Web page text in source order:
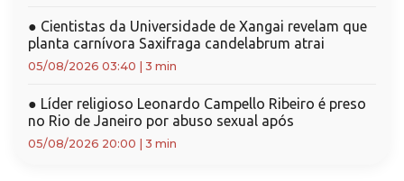
● Cientistas da Universidade de Xangai revelam que
planta carnívora Saxifraga candelabrum atrai
05/08/2026 03:40 3 min
● Líder religioso Leonardo Campello Ribeiro é preso
no Rio de Janeiro por abuso sexual após
05/08/2026 20:00 3 min